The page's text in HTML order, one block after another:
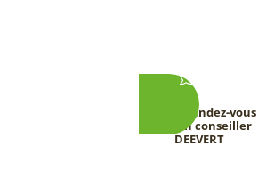
Prenez rendez-vous
avec un conseiller
DEEVERT